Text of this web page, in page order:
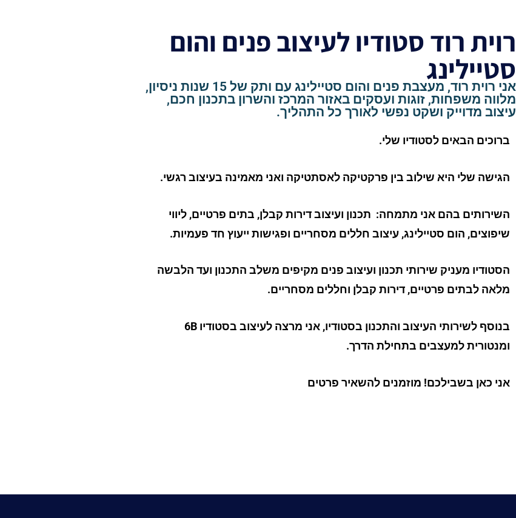
רוית רוד סטודיו לעיצוב פנים והום
סטיילינג
אני רוית רוד, מעצבת פנים והום סטיילינג עם ותק של 15 שנות ניסיון,
מלווה משפחות, זוגות ועסקים באזור המרכז והשרון בתכנון חכם,
עיצוב מדוייק ושקט נפשי לאורך כל התהליך.
ברוכים הבאים לסטודיו שלי.
הגישה שלי היא שילוב בין פרקטיקה לאסתטיקה ואני מאמינה בעיצוב רגשי.
השירותים בהם אני מתמחה: תכנון ועיצוב דירות קבלן, בתים פרטיים, ליווי
שיפוצים, הום סטיילינג, עיצוב חללים מסחריים ופגישות ייעוץ חד פעמיות.
הסטודיו מעניק שירותי תכנון ועיצוב פנים מקיפים משלב התכנון ועד הלבשה
מלאה לבתים פרטיים, דירות קבלן וחללים מסחריים.
בנוסף לשירותי העיצוב והתכנון בסטודיו, אני מרצה לעיצוב בסטודיו 6B
ומנטורית למעצבים בתחילת הדרך.
אני כאן בשבילכם! מוזמנים להשאיר פרטים